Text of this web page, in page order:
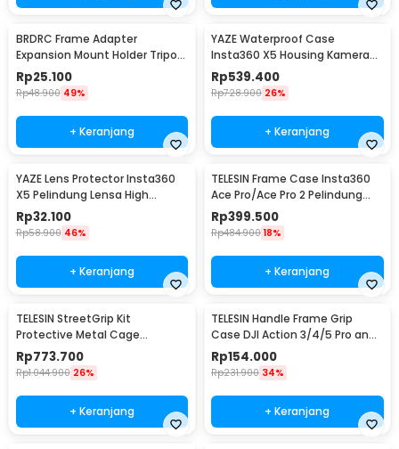
BRDRC Frame Adapter
Expansion Mount Holder Tripod
DJI OSMO Pocket 3 - BR1
Rp25.100
Rp48.900 49%
+ Keranjang
YAZE Waterproof Case
Insta360 X5 Housing Kamera
Anti Air 50M - I3X5
Rp539.400
Rp728.900 26%
+ Keranjang
YAZE Lens Protector Insta360
X5 Pelindung Lensa High
Transparency - I3X5L
Rp32.100
Rp58.900 46%
+ Keranjang
TELESIN Frame Case Insta360
Ace Pro/Ace Pro 2 Pelindung
Kamera - S6-FMS-32-TIS
Rp399.500
Rp484.900 18%
+ Keranjang
TELESIN StreetGrip Kit
Protective Metal Cage
Insta360 Ace Pro / Pro 2 - S6-
FMS-31-TIS
Rp773.700
Rp1.044.900 26%
+ Keranjang
TELESIN Handle Frame Grip
Case DJI Action 3/4/5 Pro and
DJI Metal Cage - S6-FMS-24-
TDJ
Rp154.000
Rp231.900 34%
+ Keranjang